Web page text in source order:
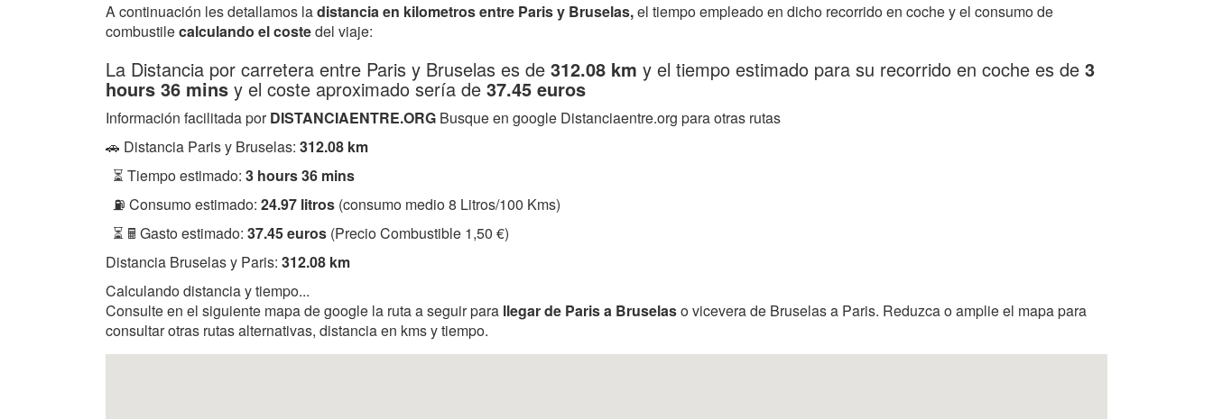
A continuación les detallamos ladistancia en kilometros entre Paris y Bruselas,el tiempo empleado en dicho recorrido en coche y el consumo de
combustilecalculando el costedel viaje:
La Distancia por carretera entre Paris y Bruselas es de 312.08 km y el tiempo estimado para su recorrido en coche es de 3
hours 36 mins y el coste aproximado sería de 37.45 euros
Información facilitada porDISTANCIAENTRE.ORG Busque en google Distanciaentre.org para otras rutas
🚗 Distancia Paris y Bruselas: 312.08 km
⏳ Tiempo estimado: 3 hours 36 mins
⛽ Consumo estimado: 24.97 litros (consumo medio 8 Litros/100 Kms)
⏳ 🖩 Gasto estimado: 37.45 euros (Precio Combustible 1,50 €)
Distancia Bruselas y Paris: 312.08 km
Calculando distancia y tiempo...
Consulte en el siguiente mapa de google la ruta a seguir para llegar de Paris a Bruselaso vicevera de Bruselas a Paris. Reduzca o amplie el mapa para
consultar otras rutas alternativas, distancia en kms y tiempo.